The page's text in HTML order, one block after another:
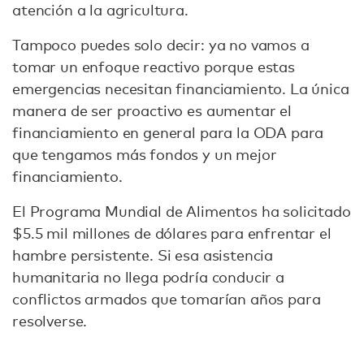
atención a la agricultura.
Tampoco puedes solo decir: ya no vamos a
tomar un enfoque reactivo porque estas
emergencias necesitan financiamiento. La única
manera de ser proactivo es aumentar el
financiamiento en general para la ODA para
que tengamos más fondos y un mejor
financiamiento.
El Programa Mundial de Alimentos ha solicitado
$5.5 mil millones de dólares para enfrentar el
hambre persistente. Si esa asistencia
humanitaria no llega podría conducir a
conflictos armados que tomarían años para
resolverse.